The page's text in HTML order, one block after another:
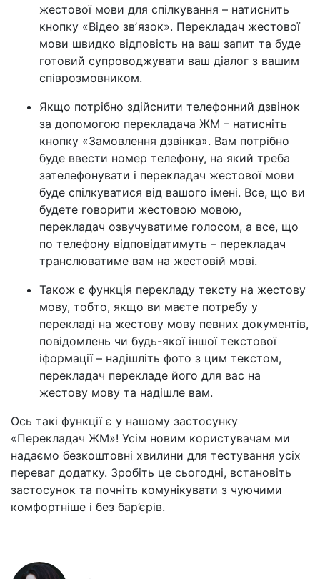
жестової мови для спілкування – натиснить
кнопку «Відео звʼязок». Перекладач жестової
мови швидко відповість на ваш запит та буде
готовий супроводжувати ваш діалог з вашим
співрозмовником.
Якщо потрібно здійснити телефонний дзвінок
за допомогою перекладача ЖМ – натисніть
кнопку «Замовлення дзвінка». Вам потрібно
буде ввести номер телефону, на який треба
зателефонувати і перекладач жестової мови
буде спілкуватися від вашого імені. Все, що ви
будете говорити жестовою мовою,
перекладач озвучуватиме голосом, а все, що
по телефону відповідатимуть – перекладач
транслюватиме вам на жестовій мові.
Також є функція перекладу тексту на жестову
мову, тобто, якщо ви маєте потребу у
перекладі на жестову мову певних документів,
повідомлень чи будь-якої іншої текстової
іформації – надішліть фото з цим текстом,
перекладач перекладе його для вас на
жестову мову та надішле вам.
Ось такі функції є у нашому застосунку
«Перекладач ЖМ»! Усім новим користувачам ми
надаємо безкоштовні хвилини для тестування усіх
переваг додатку. Зробіть це сьогодні, встановіть
застосунок та почніть комунікувати з чуючими
комфортніше і без бар’єрів.